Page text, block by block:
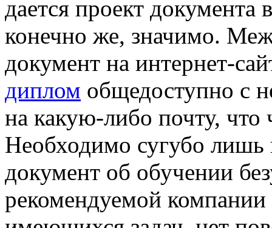
дается проект документа
конечно же, значимо.
документ на интернет-
диплом общедоступно с
на какую-либо почту,
Необходимо сугубо лишь
документ об обучении
рекомендуемой